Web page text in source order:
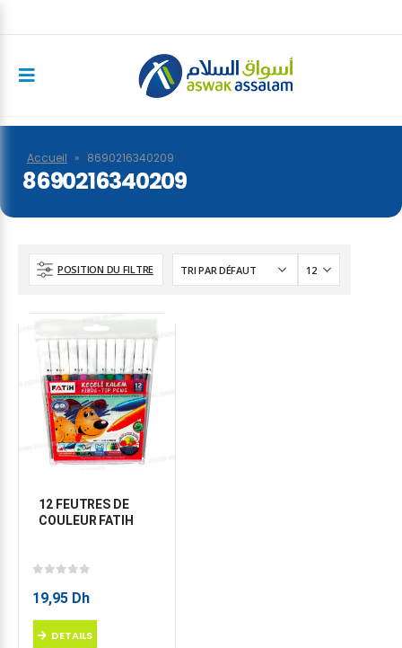
Accueil » 8690216340209
8690216340209
POSITION DU FILTRE
12 FEUTRES DE
COULEUR FATIH
19,95 Dh
DETAILS